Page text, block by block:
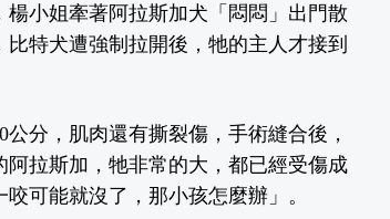
小姐牽著阿拉斯加犬「悶悶」出門散
特犬遭強制拉開後，牠的主人才接到
分，肌肉還有撕裂傷，手術縫合後，
拉斯加，牠非常的大，都已經受傷成
可能就沒了，那小孩怎麼辦」。